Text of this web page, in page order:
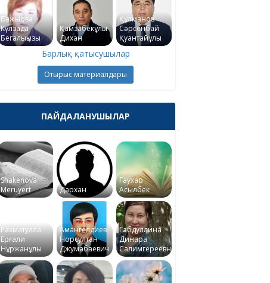
Бажықова
Күлзада
Бегалықызы
Қамзабекұлы
Дихан
Құлманов
Сәрсенбай
Қуантайұлы
Барлық қатысушылар
Отырыс материалдары
ПАЙДАЛАНУШЫЛАР
Shakenova
Meruyert
Дархан
Гаухар
Асылбек
Рахматулла
Ерғали
Нұржанұлы
Амангелдиев
Норсултан
Джумабаевич
Габдуллина
Динара
Салимгереевна